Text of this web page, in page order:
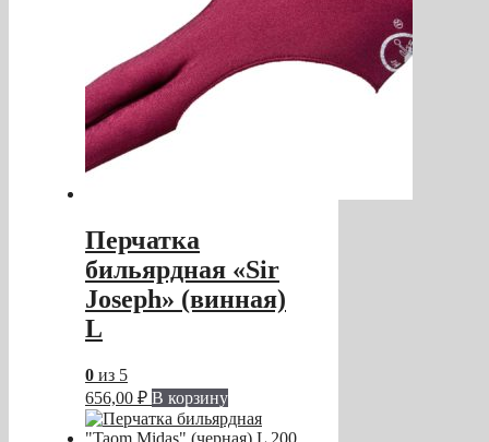
Перчатка
бильярдная «Sir
Joseph» (винная)
L
0 из 5
656,00 ₽ В корзину